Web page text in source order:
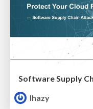
lhazy